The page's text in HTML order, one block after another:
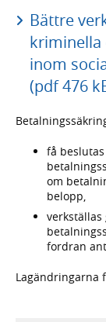
Bättre
kriminella
inom
(pdf 476
få
om
belopp,
fordran
Lagändringarna